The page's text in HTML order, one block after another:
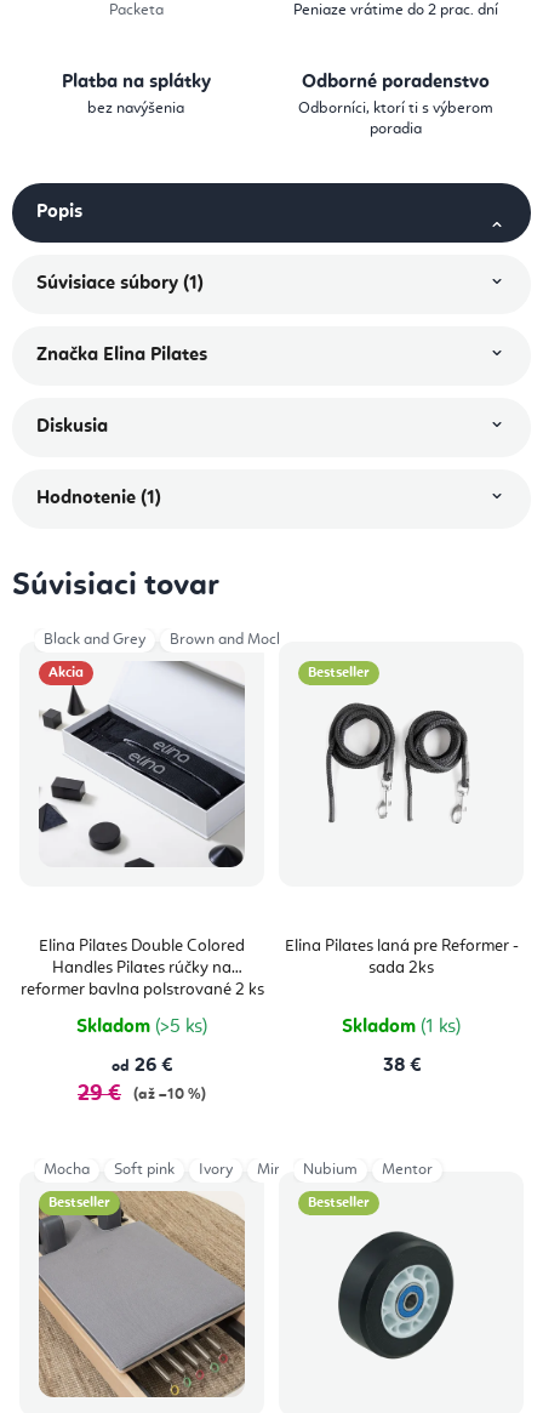
Packeta
Peniaze vrátime do 2 prac. dní
Platba na splátky
bez navýšenia
Odborné poradenstvo
Odborníci, ktorí ti s výberom
poradia
Popis
Súvisiace súbory (1)
Značka Elina Pilates
Diskusia
Hodnotenie (1)
Súvisiaci tovar
Akcia
Elina Pilates Double Colored
Handles Pilates rúčky na
reformer bavlna polstrované 2 ks
Skladom (>5 ks)
od 26 €
29 € (až –10 %)
Black and Grey Brown and Mocha
Bestseller
Elina Pilates laná pre Reformer -
sada 2ks
Skladom (1 ks)
38 €
Bestseller
Mocha Soft pink Ivory Mint Green Deep Teal
Bestseller
Nubium Mentor